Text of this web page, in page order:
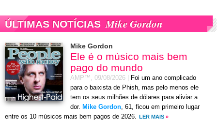
ÚLTIMAS NOTÍCIAS Mike Gordon
Mike Gordon
Ele é o músico mais bem
pago do mundo
AMP™, 09/08/2026
Foi um ano complicado
para o baixista de Phish, mas pelo menos ele
tem os seus milhões de dólares para aliviar a
dor. Mike Gordon, 61, ficou em primeiro lugar
entre os 10 músicos mais bem pagos de 2026.
LER MAIS »